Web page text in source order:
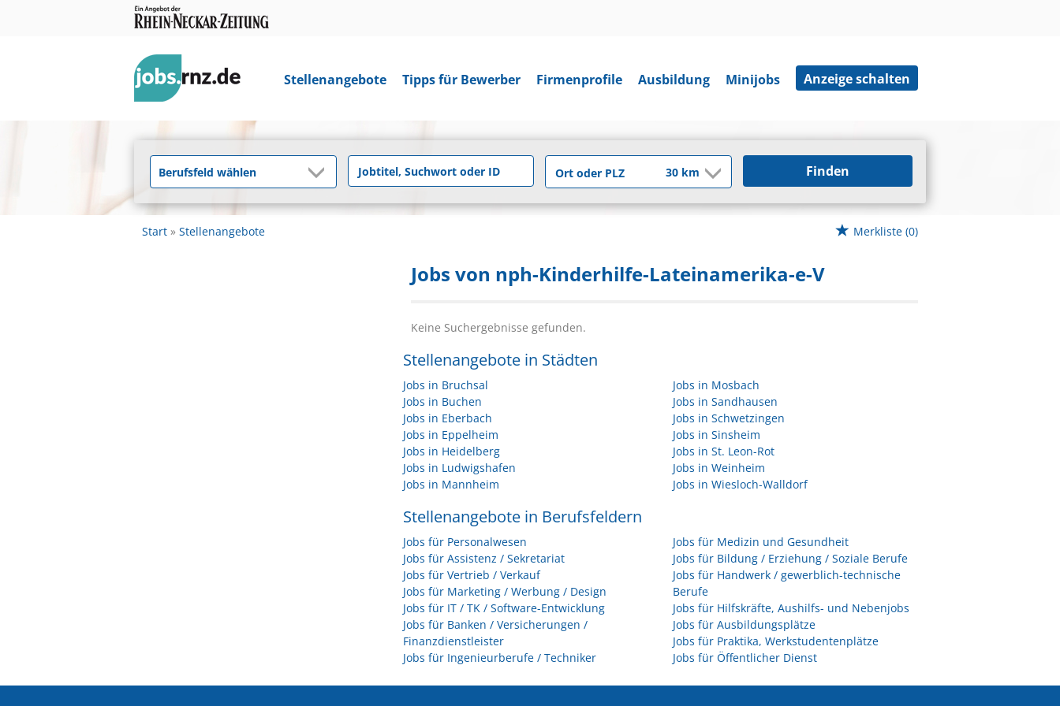
Stellenangebote Tipps für Bewerber Firmenprofile Ausbildung Minijobs Anzeige schalten
Finden
Start Stellenangebote Merkliste (0)
Jobs von nph-Kinderhilfe-Lateinamerika-e-V
Keine Suchergebnisse gefunden.
Stellenangebote in Städten
Jobs in Bruchsal
Jobs in Buchen
Jobs in Eberbach
Jobs in Eppelheim
Jobs in Heidelberg
Jobs in Ludwigshafen
Jobs in Mannheim
Jobs in Mosbach
Jobs in Sandhausen
Jobs in Schwetzingen
Jobs in Sinsheim
Jobs in St. Leon-Rot
Jobs in Weinheim
Jobs in Wiesloch-Walldorf
Stellenangebote in Berufsfeldern
Jobs für Personalwesen
Jobs für Assistenz / Sekretariat
Jobs für Vertrieb / Verkauf
Jobs für Marketing / Werbung / Design
Jobs für IT / TK / Software-Entwicklung
Jobs für Banken / Versicherungen /
Finanzdienstleister
Jobs für Ingenieurberufe / Techniker
Jobs für Medizin und Gesundheit
Jobs für Bildung / Erziehung / Soziale Berufe
Jobs für Handwerk / gewerblich-technische
Berufe
Jobs für Hilfskräfte, Aushilfs- und Nebenjobs
Jobs für Ausbildungsplätze
Jobs für Praktika, Werkstudentenplätze
Jobs für Öffentlicher Dienst